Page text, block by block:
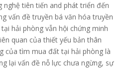
nghệ tiên tiến and phát triển đến
vấn đề truyền bá văn hóa truyền
hải phòng vẫn hội chứng minh
quan của thiết yếu bản thân
của tìm mua đất tại hải phòng là
lại vấn đề nỗ lực chưa ngừng, sự